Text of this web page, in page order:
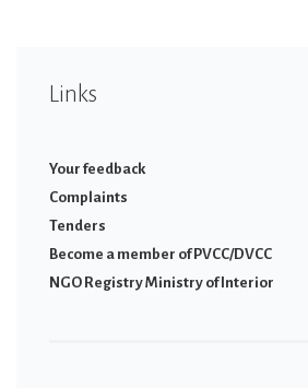
Links
Your feedback
Complaints
Tenders
Become a member of PVCC/DVCC
NGO Registry Ministry of Interior